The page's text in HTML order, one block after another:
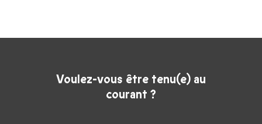
Voulez-vous être tenu(e) au
courant ?